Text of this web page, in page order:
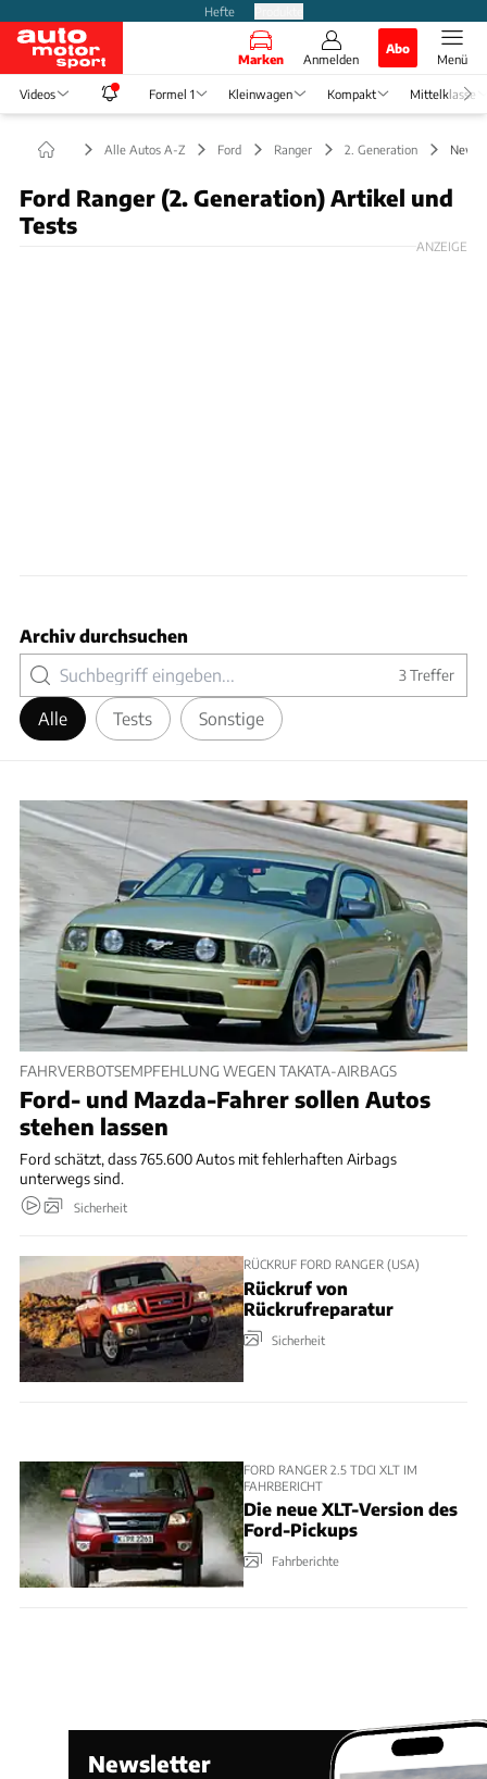
Hefte
Marken Anmelden
Abo
Menü
Videos Formel 1 Kleinwagen Kompakt Mittelklasse
Alle Autos A-Z Ford Ranger 2. Generation News
Ford Ranger (2. Generation) Artikel und
Tests
ANZEIGE
Archiv durchsuchen
3Treffer
Alle Tests Sonstige
FAHRVERBOTSEMPFEHLUNG WEGEN TAKATA-AIRBAGS
Ford- und Mazda-Fahrer sollen Autos
stehen lassen
Ford schätzt, dass 765.600 Autos mit fehlerhaften Airbags
unterwegs sind.
Sicherheit
RÜCKRUF FORD RANGER (USA)
Rückruf von
Rückrufreparatur
Sicherheit
FORD RANGER 2.5 TDCI XLT IM
FAHRBERICHT
Die neue XLT-Version des
Ford-Pickups
Fahrberichte
Newsletter